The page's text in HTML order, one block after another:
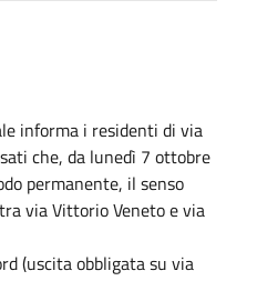
informa i residenti di via
che, da lunedì 7 ottobre
permanente, il senso
via Vittorio Veneto e via
(uscita obbligata su via